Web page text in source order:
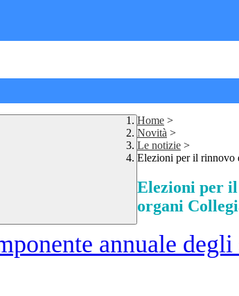
Home >
Novità >
Le notizie >
Elezioni per il rinnovo
Elezioni per
organi
annuale